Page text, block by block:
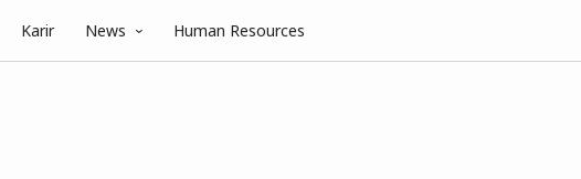
Karir News Human Resources